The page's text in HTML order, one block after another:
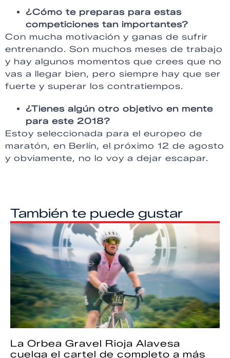
¿Cómo te preparas para estas
competiciones tan importantes?
Con mucha motivación y ganas de sufrir
entrenando. Son muchos meses de trabajo
y hay algunos momentos que crees que no
vas a llegar bien, pero siempre hay que ser
fuerte y superar los contratiempos.
¿Tienes algún otro objetivo en mente
para este 2018?
Estoy seleccionada para el europeo de
maratón, en Berlín, el próximo 12 de agosto
y obviamente, no lo voy a dejar escapar.
También te puede gustar
La Orbea Gravel Rioja Alavesa
cuelga el cartel de completo a más